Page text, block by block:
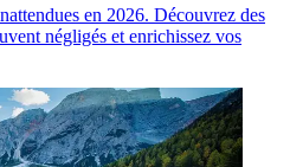
en 2026. Découvrez des
négligés et enrichissez vos